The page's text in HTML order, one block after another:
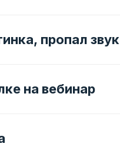
пропал звук
на вебинар